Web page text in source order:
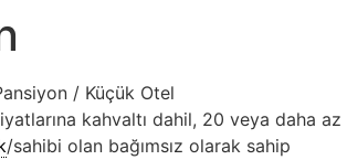
/ Küçük Otel
kahvaltı dahil, 20 veya daha az
/sahibi olan bağımsız olarak sahip